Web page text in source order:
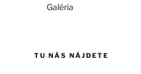
Galéria
TU NÁS NÁJDETE